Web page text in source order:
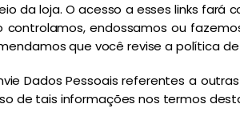
da loja. O acesso a esses links
controlamos, endossamos ou
que você revise a política
Dados Pessoais referentes a
de tais informações nos termos